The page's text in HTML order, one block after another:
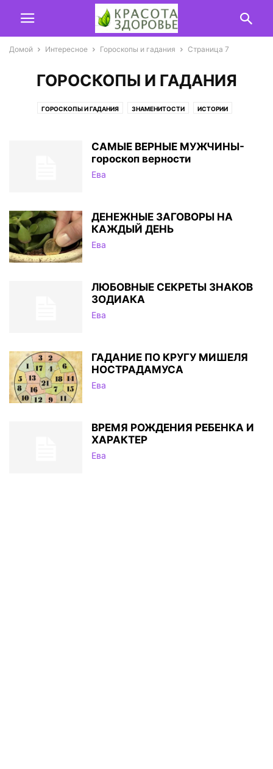
Домой Интересное Гороскопы и гадания Страница 7
ГОРОСКОПЫ И ГАДАНИЯ
ГОРОСКОПЫ И ГАДАНИЯ ЗНАМЕНИТОСТИ ИСТОРИИ
САМЫЕ ВЕРНЫЕ МУЖЧИНЫ-
гороскоп верности
Ева
ДЕНЕЖНЫЕ ЗАГОВОРЫ НА
КАЖДЫЙ ДЕНЬ
Ева
ЛЮБОВНЫЕ СЕКРЕТЫ ЗНАКОВ
ЗОДИАКА
Ева
ГАДАНИЕ ПО КРУГУ МИШЕЛЯ
НОСТРАДАМУСА
Ева
ВРЕМЯ РОЖДЕНИЯ РЕБЕНКА И
ХАРАКТЕР
Ева